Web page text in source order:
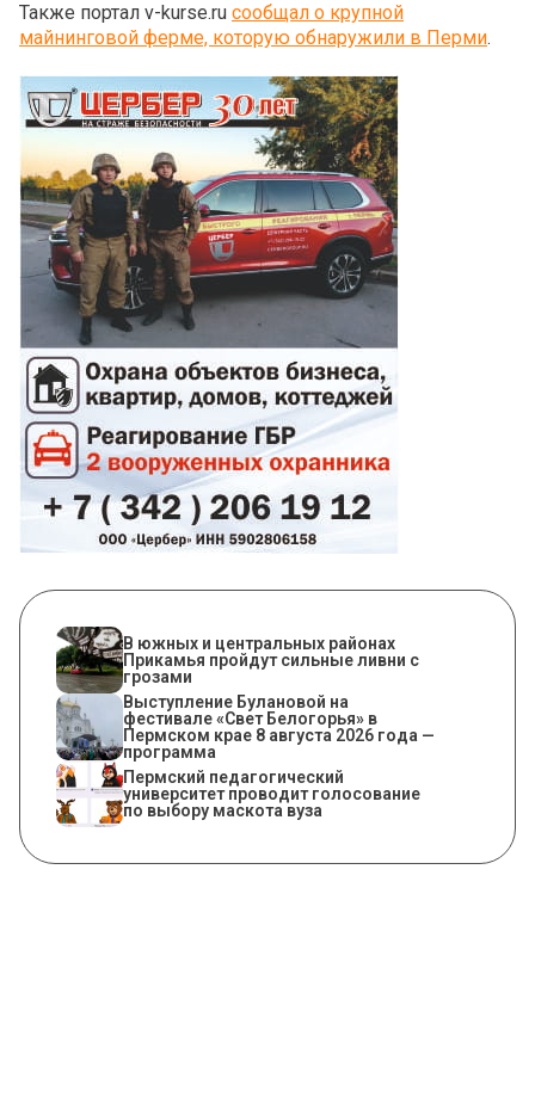
Также портал v-kurse.ru сообщал о крупной
майнинговой ферме, которую обнаружили в Перми.
В южных и центральных районах
Прикамья пройдут сильные ливни с
грозами
Выступление Булановой на
фестивале «Свет Белогорья» в
Пермском крае 8 августа 2026 года —
программа
Пермский педагогический
университет проводит голосование
по выбору маскота вуза